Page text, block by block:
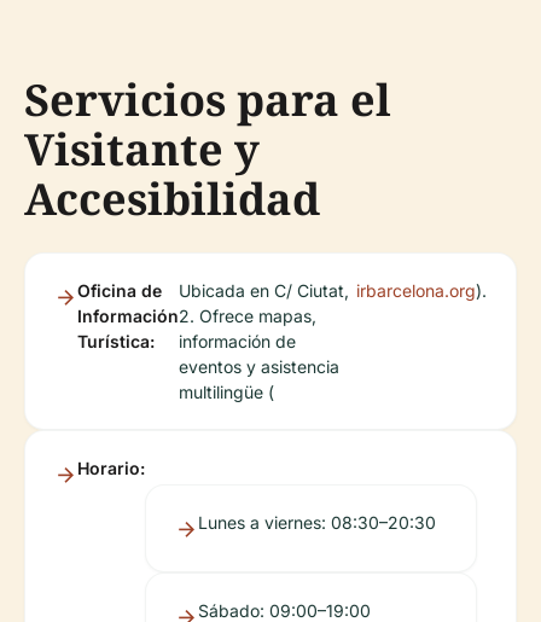
Servicios para el
Visitante y
Accesibilidad
Oficina de
Información
Turística:
Ubicada en C/ Ciutat,
2. Ofrece mapas,
información de
eventos y asistencia
multilingüe (
irbarcelona.org).
Horario:
Lunes a viernes: 08:30–20:30
Sábado: 09:00–19:00